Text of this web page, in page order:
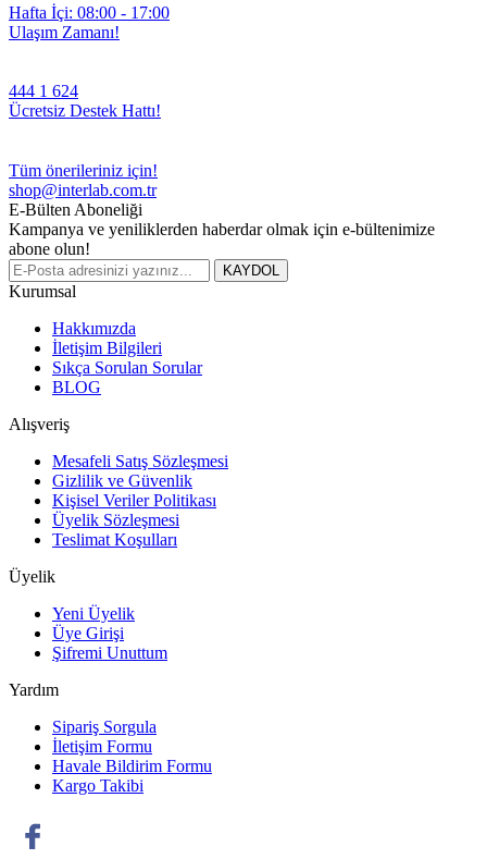
Hafta İçi: 08:00 - 17:00
Ulaşım Zamanı!
444 1 624
Ücretsiz Destek Hattı!
Tüm önerileriniz için!
shop@interlab.com.tr
E-Bülten Aboneliği
Kampanya ve yeniliklerden haberdar olmak için e-bültenimize
abone olun!
KAYDOL
Kurumsal
Hakkımızda
İletişim Bilgileri
Sıkça Sorulan Sorular
BLOG
Alışveriş
Mesafeli Satış Sözleşmesi
Gizlilik ve Güvenlik
Kişisel Veriler Politikası
Üyelik Sözleşmesi
Teslimat Koşulları
Üyelik
Yeni Üyelik
Üye Girişi
Şifremi Unuttum
Yardım
Sipariş Sorgula
İletişim Formu
Havale Bildirim Formu
Kargo Takibi